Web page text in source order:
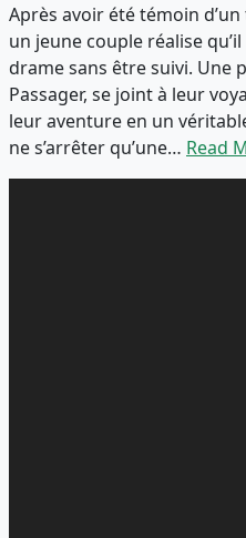
Après avoir été témoin
un jeune couple réalise
drame sans être suivi. Une
Passager, se joint à leur
leur aventure en un
ne s’arrêter qu’une… Read